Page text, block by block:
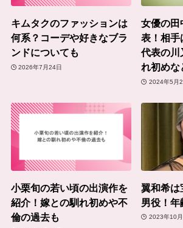
キムタクのファッションは
何系？コーデや好きなブラ
ンドについても
2026年7月24日
女優の田
表！相手
代表の川
れ初めな
2024年5月2
小栗旬の若い頃の出演作を
紹介！嫁との馴れ初めや不
倫の過去も
翼和希は
男役！年
2023年10月